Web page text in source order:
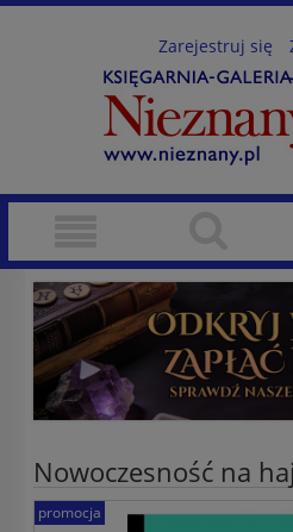
Zarejestruj się
Nowoczesność na
promocja